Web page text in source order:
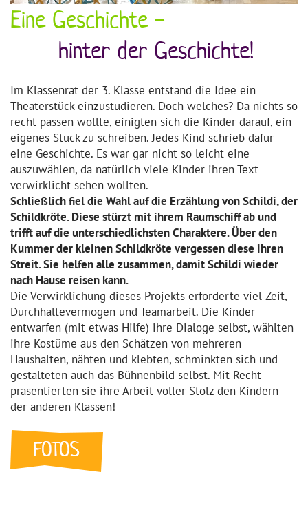
Eine Geschichte -
hinter der Geschichte!
Im Klassenrat der 3. Klasse entstand die Idee ein
Theaterstück einzustudieren. Doch welches? Da nichts so
recht passen wollte, einigten sich die Kinder darauf, ein
eigenes Stück zu schreiben. Jedes Kind schrieb dafür
eine Geschichte. Es war gar nicht so leicht eine
auszuwählen, da natürlich viele Kinder ihren Text
verwirklicht sehen wollten.
Schließlich fiel die Wahl auf die Erzählung von Schildi, der
Schildkröte. Diese stürzt mit ihrem Raumschiff ab und
trifft auf die unterschiedlichsten Charaktere. Über den
Kummer der kleinen Schildkröte vergessen diese ihren
Streit. Sie helfen alle zusammen, damit Schildi wieder
nach Hause reisen kann.
Die Verwirklichung dieses Projekts erforderte viel Zeit,
Durchhaltevermögen und Teamarbeit. Die Kinder
entwarfen (mit etwas Hilfe) ihre Dialoge selbst, wählten
ihre Kostüme aus den Schätzen von mehreren
Haushalten, nähten und klebten, schminkten sich und
gestalteten auch das Bühnenbild selbst. Mit Recht
präsentierten sie ihre Arbeit voller Stolz den Kindern
der anderen Klassen!